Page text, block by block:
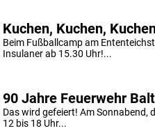
Kuchen, Kuchen,
Beim Fußballcamp am
Insulaner ab 15.30 Uhr!...
90 Jahre Feuerwehr
Das wird gefeiert! Am Sonnabend,
12 bis 18 Uhr...